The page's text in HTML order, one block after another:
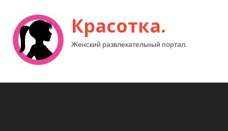
Красотка.
Женский развлекательный портал.